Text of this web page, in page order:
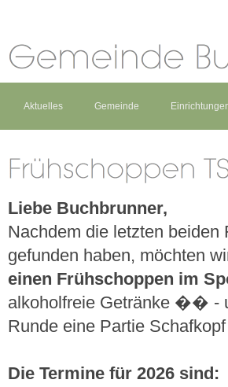
Aktuelles Gemeinde
Liebe Buchbrunner,
Nachdem die letzten beiden
gefunden haben, möchten
einen Frühschoppen im
alkoholfreie Getränke �� -
Runde eine Partie
Die Termine für 2026 sind: